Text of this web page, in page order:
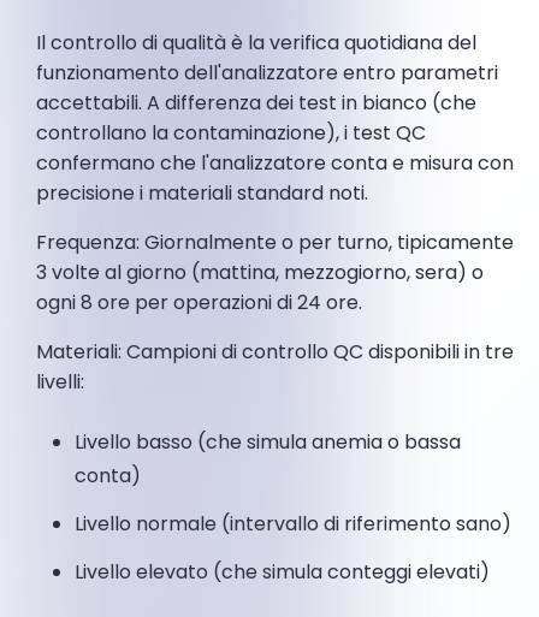
Il controllo di qualità è la verifica quotidiana del
funzionamento dell'analizzatore entro parametri
accettabili. A differenza dei test in bianco (che
controllano la contaminazione), i test QC
confermano che l'analizzatore conta e misura con
precisione i materiali standard noti.
Frequenza: Giornalmente o per turno, tipicamente
3 volte al giorno (mattina, mezzogiorno, sera) o
ogni 8 ore per operazioni di 24 ore.
Materiali: Campioni di controllo QC disponibili in tre
livelli:
Livello basso (che simula anemia o bassa
conta)
Livello normale (intervallo di riferimento sano)
Livello elevato (che simula conteggi elevati)